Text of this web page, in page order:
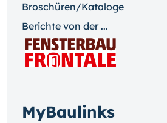
Broschüren/Kataloge
Berichte von der ...
MyBaulinks